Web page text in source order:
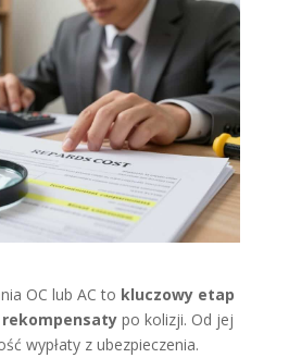
OC lub AC to kluczowy etap
po kolizji. Od jej
wypłaty z ubezpieczenia.